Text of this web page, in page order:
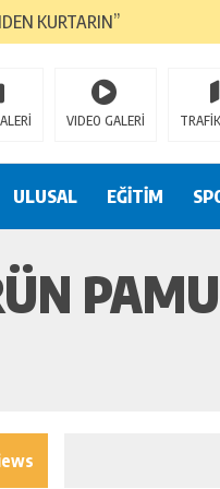
KURTARIN”
YENİ GÖZDESİ OLACAK”
DURMAYA DAVET
VIDEO GALERİ
ULUSAL EĞİTİM